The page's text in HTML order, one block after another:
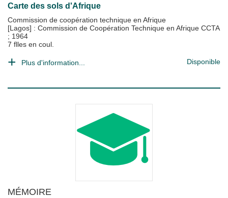
Carte des sols d'Afrique
Commission de coopération technique en Afrique
[Lagos] : Commission de Coopération Technique en Afrique CCTA
; 1964
7 flles en coul.
Plus d'information... Disponible
MÉMOIRE